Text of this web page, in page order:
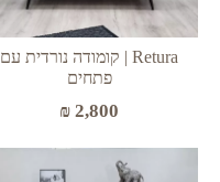
Retura | קומודה נורדית עם
פתחים
₪ 2,800